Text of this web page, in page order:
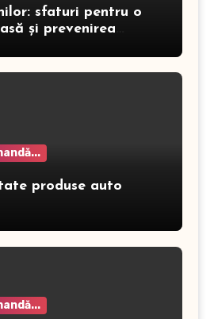
sfaturi pentru o
și prevenirea
produse auto